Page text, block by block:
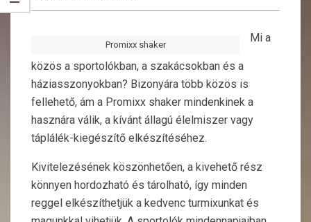
Promixx shaker
Mi a
közös a sportolókban, a szakácsokban és a
háziasszonyokban? Bizonyára több közös is
fellehető, ám a Promixx shaker mindenkinek a
hasznára válik, a kívánt állagú élelmiszer vagy
táplálék-kiegészítő elkészítéséhez.
Kivitelezésének köszönhetően, a kivehető rész
könnyen hordozható és tárolható, így minden
reggel elkészíthetjük a kedvenc turmixunkat és